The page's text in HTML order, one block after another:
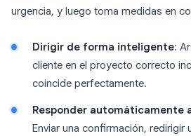
urgencia, y luego toma medidas en
Dirigir de forma inteligente:
cliente en el proyecto correcto
coincide perfectamente.
Responder automáticamente
Enviar una confirmación, redirigir